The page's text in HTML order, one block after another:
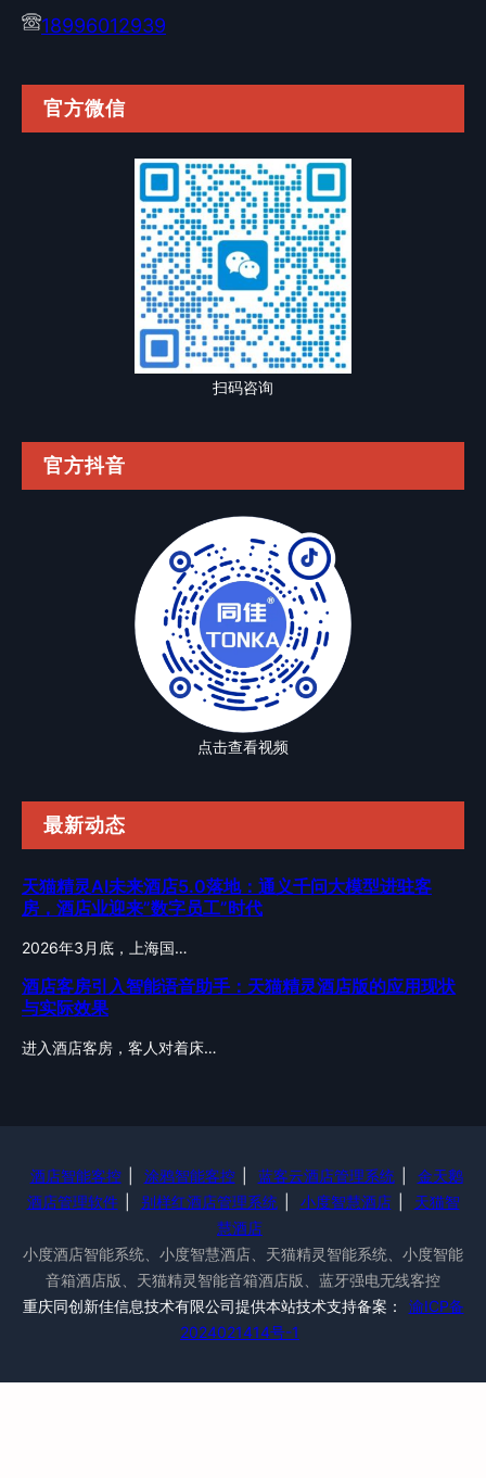
18996012939
官方微信
扫码咨询
官方抖音
点击查看视频
最新动态
天猫精灵AI未来酒店5.0落地：通义千问大模型进驻客
房，酒店业迎来”数字员工”时代
2026年3月底，上海国…
酒店客房引入智能语音助手：天猫精灵酒店版的应用现状
与实际效果
进入酒店客房，客人对着床…
酒店智能客控 涂鸦智能客控 蓝客云酒店管理系统
金天鹅
酒店管理软件
别样红酒店管理系统 小度智慧酒店
天猫智
慧酒店
小度酒店智能系统、小度智慧酒店、天猫精灵智能系统、小度智能
音箱酒店版、天猫精灵智能音箱酒店版、蓝牙强电无线客控
重庆同创新佳信息技术有限公司提供本站技术支持备案：
渝ICP备
2024021414号-1